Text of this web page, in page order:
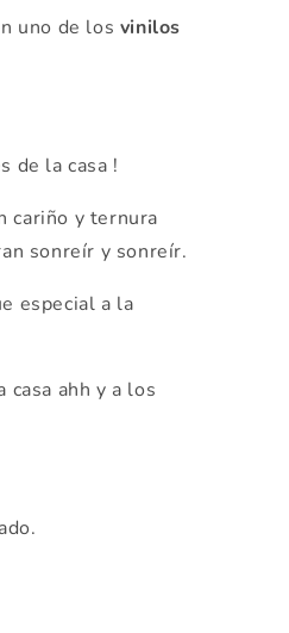
uno de los vinilos
de la casa !
cariño y ternura
sonreír y sonreír.
especial a la
casa ahh y a los